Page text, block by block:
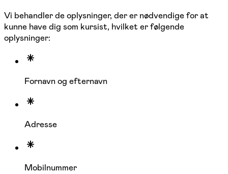
Vi behandler de oplysninger, der er nødvendige for at
kunne have dig som kursist, hvilket er følgende
oplysninger:
Fornavn og efternavn
Adresse
Mobilnummer